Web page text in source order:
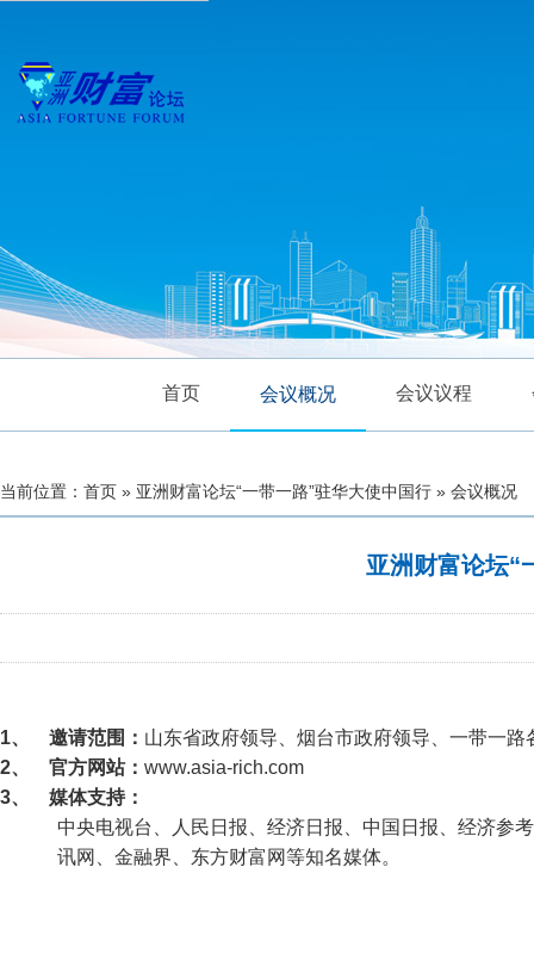
首页 会议概况 会议议程
当前位置：首页 » 亚洲财富论坛“一带一路”驻华大使中国行 » 会议概况
亚洲财富论坛“
1、 邀请范围： 山东省政府领导、烟台市政府领导、一带一路
2、 官方网站： www.asia-rich.com
3、 媒体支持：
中央电视台、人民日报、经济日报、中国日报、经济参
讯网、金融界、东方财富网等知名媒体。